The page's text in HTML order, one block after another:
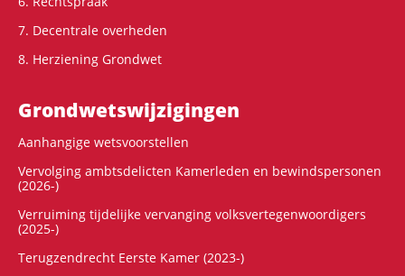
7. Decentrale overheden
8. Herziening Grondwet
Grondwets­wijzigingen
Aanhangige wetsvoorstellen
Vervolging ambtsdelicten Kamerleden en bewindspersonen
(2026-)
Verruiming tijdelijke vervanging volksvertegenwoordigers
(2025-)
Terugzendrecht Eerste Kamer (2023-)